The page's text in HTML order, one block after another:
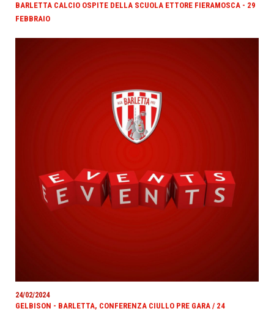
BARLETTA CALCIO OSPITE DELLA SCUOLA ETTORE FIERAMOSCA - 29
FEBBRAIO
24/02/2024
GELBISON - BARLETTA, CONFERENZA CIULLO PRE GARA / 24